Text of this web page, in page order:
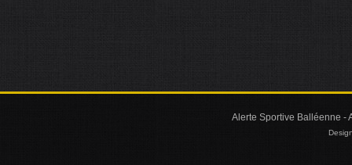
Alerte Sportive Balléenne -